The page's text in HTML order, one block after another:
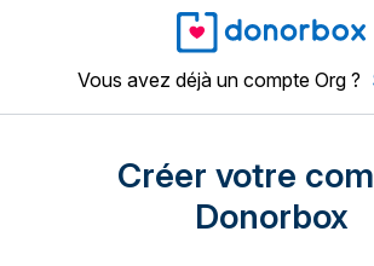
Vous avez déjà un compte Org ?
Créer votre
Donorbox